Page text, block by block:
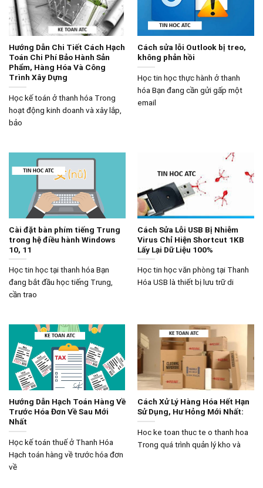
Hướng Dẫn Chi Tiết Cách Hạch
Toán Chi Phí Bảo Hành Sản
Phẩm, Hàng Hóa Và Công
Trình Xây Dựng
Học kế toán ở thanh hóa Trong
hoạt động kinh doanh và xây lắp,
bảo
Cách sửa lỗi Outlook bị treo,
không phản hồi
Học tin học thực hành ở thanh
hóa Bạn đang cần gửi gấp một
email
Cài đặt bàn phím tiếng Trung
trong hệ điều hành Windows
10, 11
Học tin học tại thanh hóa Bạn
đang bắt đầu học tiếng Trung,
cần trao
Cách Sửa Lỗi USB Bị Nhiễm
Virus Chỉ Hiện Shortcut 1KB
Lấy Lại Dữ Liệu 100%
Học tin học văn phòng tại Thanh
Hóa USB là thiết bị lưu trữ di
Hướng Dẫn Hạch Toán Hàng Về
Trước Hóa Đơn Về Sau Mới
Nhất
Học kế toán thuế ở Thanh Hóa
Hạch toán hàng về trước hóa đơn
về
Cách Xử Lý Hàng Hóa Hết Hạn
Sử Dụng, Hư Hỏng Mới Nhất:
Hoc ke toan thuc te o thanh hoa
Trong quá trình quản lý kho và